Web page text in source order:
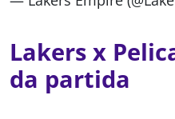
Lakers x
da partida